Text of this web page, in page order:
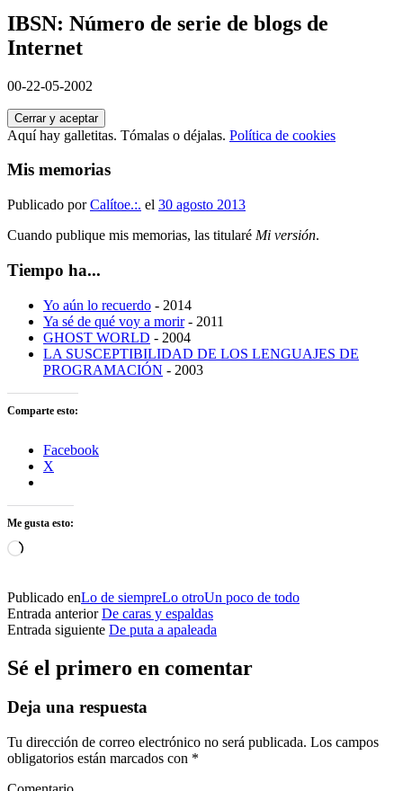
IBSN: Número de serie de blogs de
Internet
00-22-05-2002
Aquí hay galletitas. Tómalas o déjalas. Política de cookies
Mis memorias
Publicado porCalítoe.:. el 30 agosto 2013
Cuando publique mis memorias, las titularé Mi versión.
Tiempo ha...
Yo aún lo recuerdo - 2014
Ya sé de qué voy a morir- 2011
GHOST WORLD - 2004
LA SUSCEPTIBILIDAD DE LOS LENGUAJES DE
PROGRAMACIÓN - 2003
Comparte esto:
Facebook
X
Me gusta esto:
Cargando...
Publicado enLo de siempreLo otroUn poco de todo
Entrada anterior De caras y espaldas
Entrada siguiente De puta a apaleada
Sé el primero en comentar
Deja una respuesta
Tu dirección de correo electrónico no será publicada. Los campos
obligatorios están marcados con *